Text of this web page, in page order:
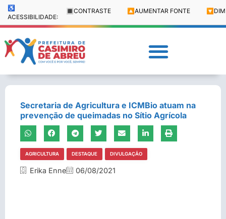
♿
ACESSIBILIDADE:
🔳 CONTRASTE 🔼 AUMENTAR FONTE 🔽
Secretaria de Agricultura e ICMBio atuam na
prevenção de queimadas no Sítio Agrícola
AGRICULTURA DESTAQUE DIVULGAÇÃO
Erika Enne 06/08/2021